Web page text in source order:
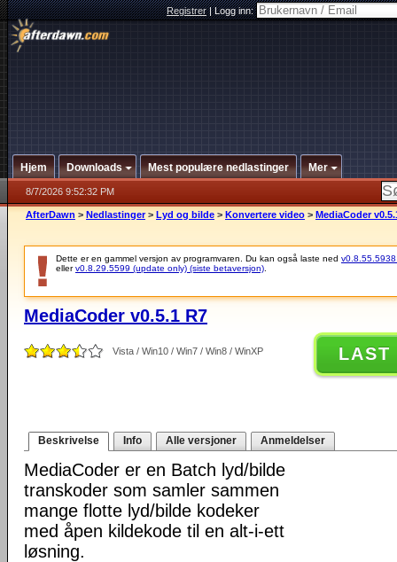
Registrer|Logg inn:
Hjem Downloads Mest populære nedlastinger Mer
8/7/2026 9:52:32 PM
AfterDawn > Nedlastinger > Lyd og bilde > Konvertere video > MediaCoder
Dette er en gammel versjon av programvaren. Du kan også laste ned v0.8.55.5938
ellerv0.8.29.5599 (update only) (siste betaversjon)
MediaCoder v0.5.1 R7
Vista / Win10 / Win7 / Win8 / WinXP LAST
Beskrivelse Info Alle versjoner Anmeldelser
MediaCoder er en Batch lyd/bilde
transkoder som samler sammen
mange flotte lyd/bilde kodeker
med åpen kildekode til en alt-i-ett
løsning.